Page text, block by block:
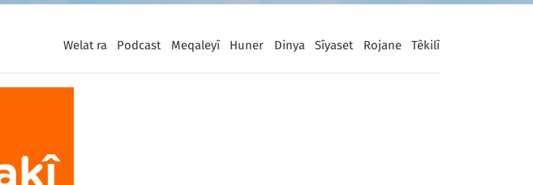
Welat ra Podcast Meqaleyî Huner Dinya Sîyaset Rojane Têkilî